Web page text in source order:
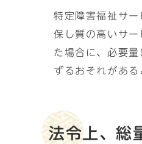
特定障害福祉サ
保し質の高いサ
た場合に、必要
ずるおそれがあ
法令上、総